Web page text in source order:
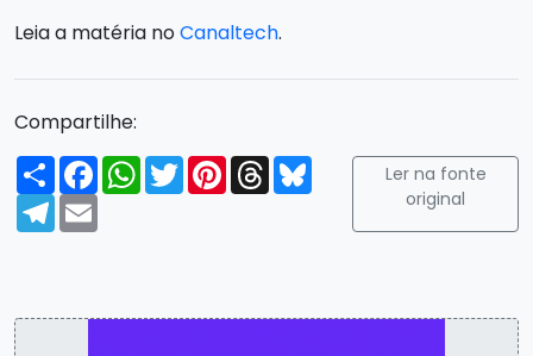
Leia a matéria noCanaltech.
Compartilhe:
Compartilhar
FacebookWhatsApp
TwitterPinterest
ThreadsBluesky
Telegram
Email
Ler na fonte
original